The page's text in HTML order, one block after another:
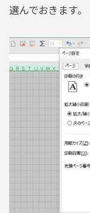
選んでおきます。